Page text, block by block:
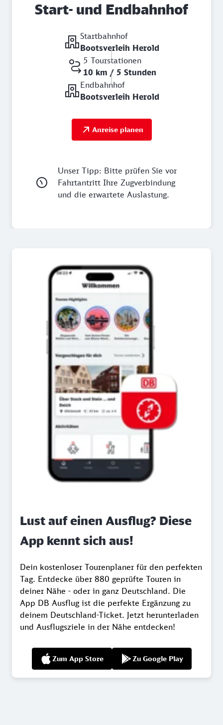
Start- und Endbahnhof
Startbahnhof
Bootsverleih Herold
5 Tourstationen
10 km / 5 Stunden
Endbahnhof
Bootsverleih Herold
Anreise planen
Unser Tipp: Bitte prüfen Sie vor
Fahrtantritt Ihre Zugverbindung
und die erwartete Auslastung.
Lust auf einen Ausflug? Diese
App kennt sich aus!
Dein kostenloser Tourenplaner für den perfekten
Tag. Entdecke über 880 geprüfte Touren in
deiner Nähe - oder in ganz Deutschland. Die
App DB Ausflug ist die perfekte Ergänzung zu
deinem Deutschland-Ticket. Jetzt herunterladen
und Ausflugsziele in der Nähe entdecken!
Zum App Store Zu Google Play